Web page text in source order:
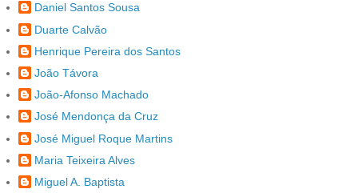
Daniel Santos Sousa
Duarte Calvão
Henrique Pereira dos Santos
João Távora
João-Afonso Machado
José Mendonça da Cruz
José Miguel Roque Martins
Maria Teixeira Alves
Miguel A. Baptista